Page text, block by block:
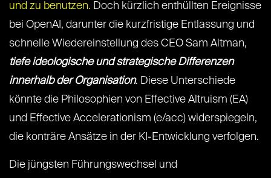
und zu benutzen. Doch kürzlich enthüllten Ereignisse
bei OpenAI, darunter die kurzfristige Entlassung und
schnelle Wiedereinstellung des CEO Sam Altman,
tiefe ideologische und strategische Differenzen
innerhalb der Organisation. Diese Unterschiede
könnte die Philosophien von Effective Altruism (EA)
und Effective Accelerationism (e/acc) widerspiegeln,
die konträre Ansätze in der KI-Entwicklung verfolgen.
Die jüngsten Führungswechsel und